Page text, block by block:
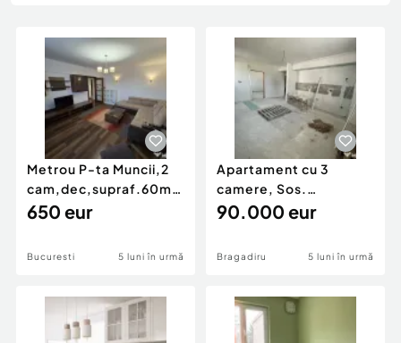
Animale de companie
Afaceri și echipamente profesionale
Inchiriere Bunuri si Vehicule
Piese auto si accesorii
Dacia Duster
Metrou P-ta Muncii,2
cam,dec,supraf.60mp,mob/utilat,prima
inchiriere.
650 eur
Bucuresti 5 luni în urmă
Apartament cu 3
camere, Sos.
Alexandriei
90.000 eur
Bragadiru 5 luni în urmă